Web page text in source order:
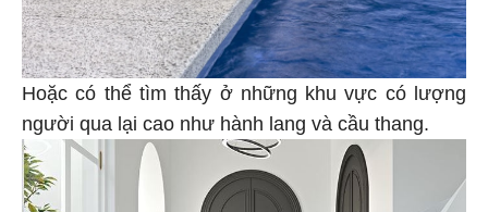
Hoặc có thể tìm thấy ở những khu vực có lượng
người qua lại cao như hành lang và cầu thang.